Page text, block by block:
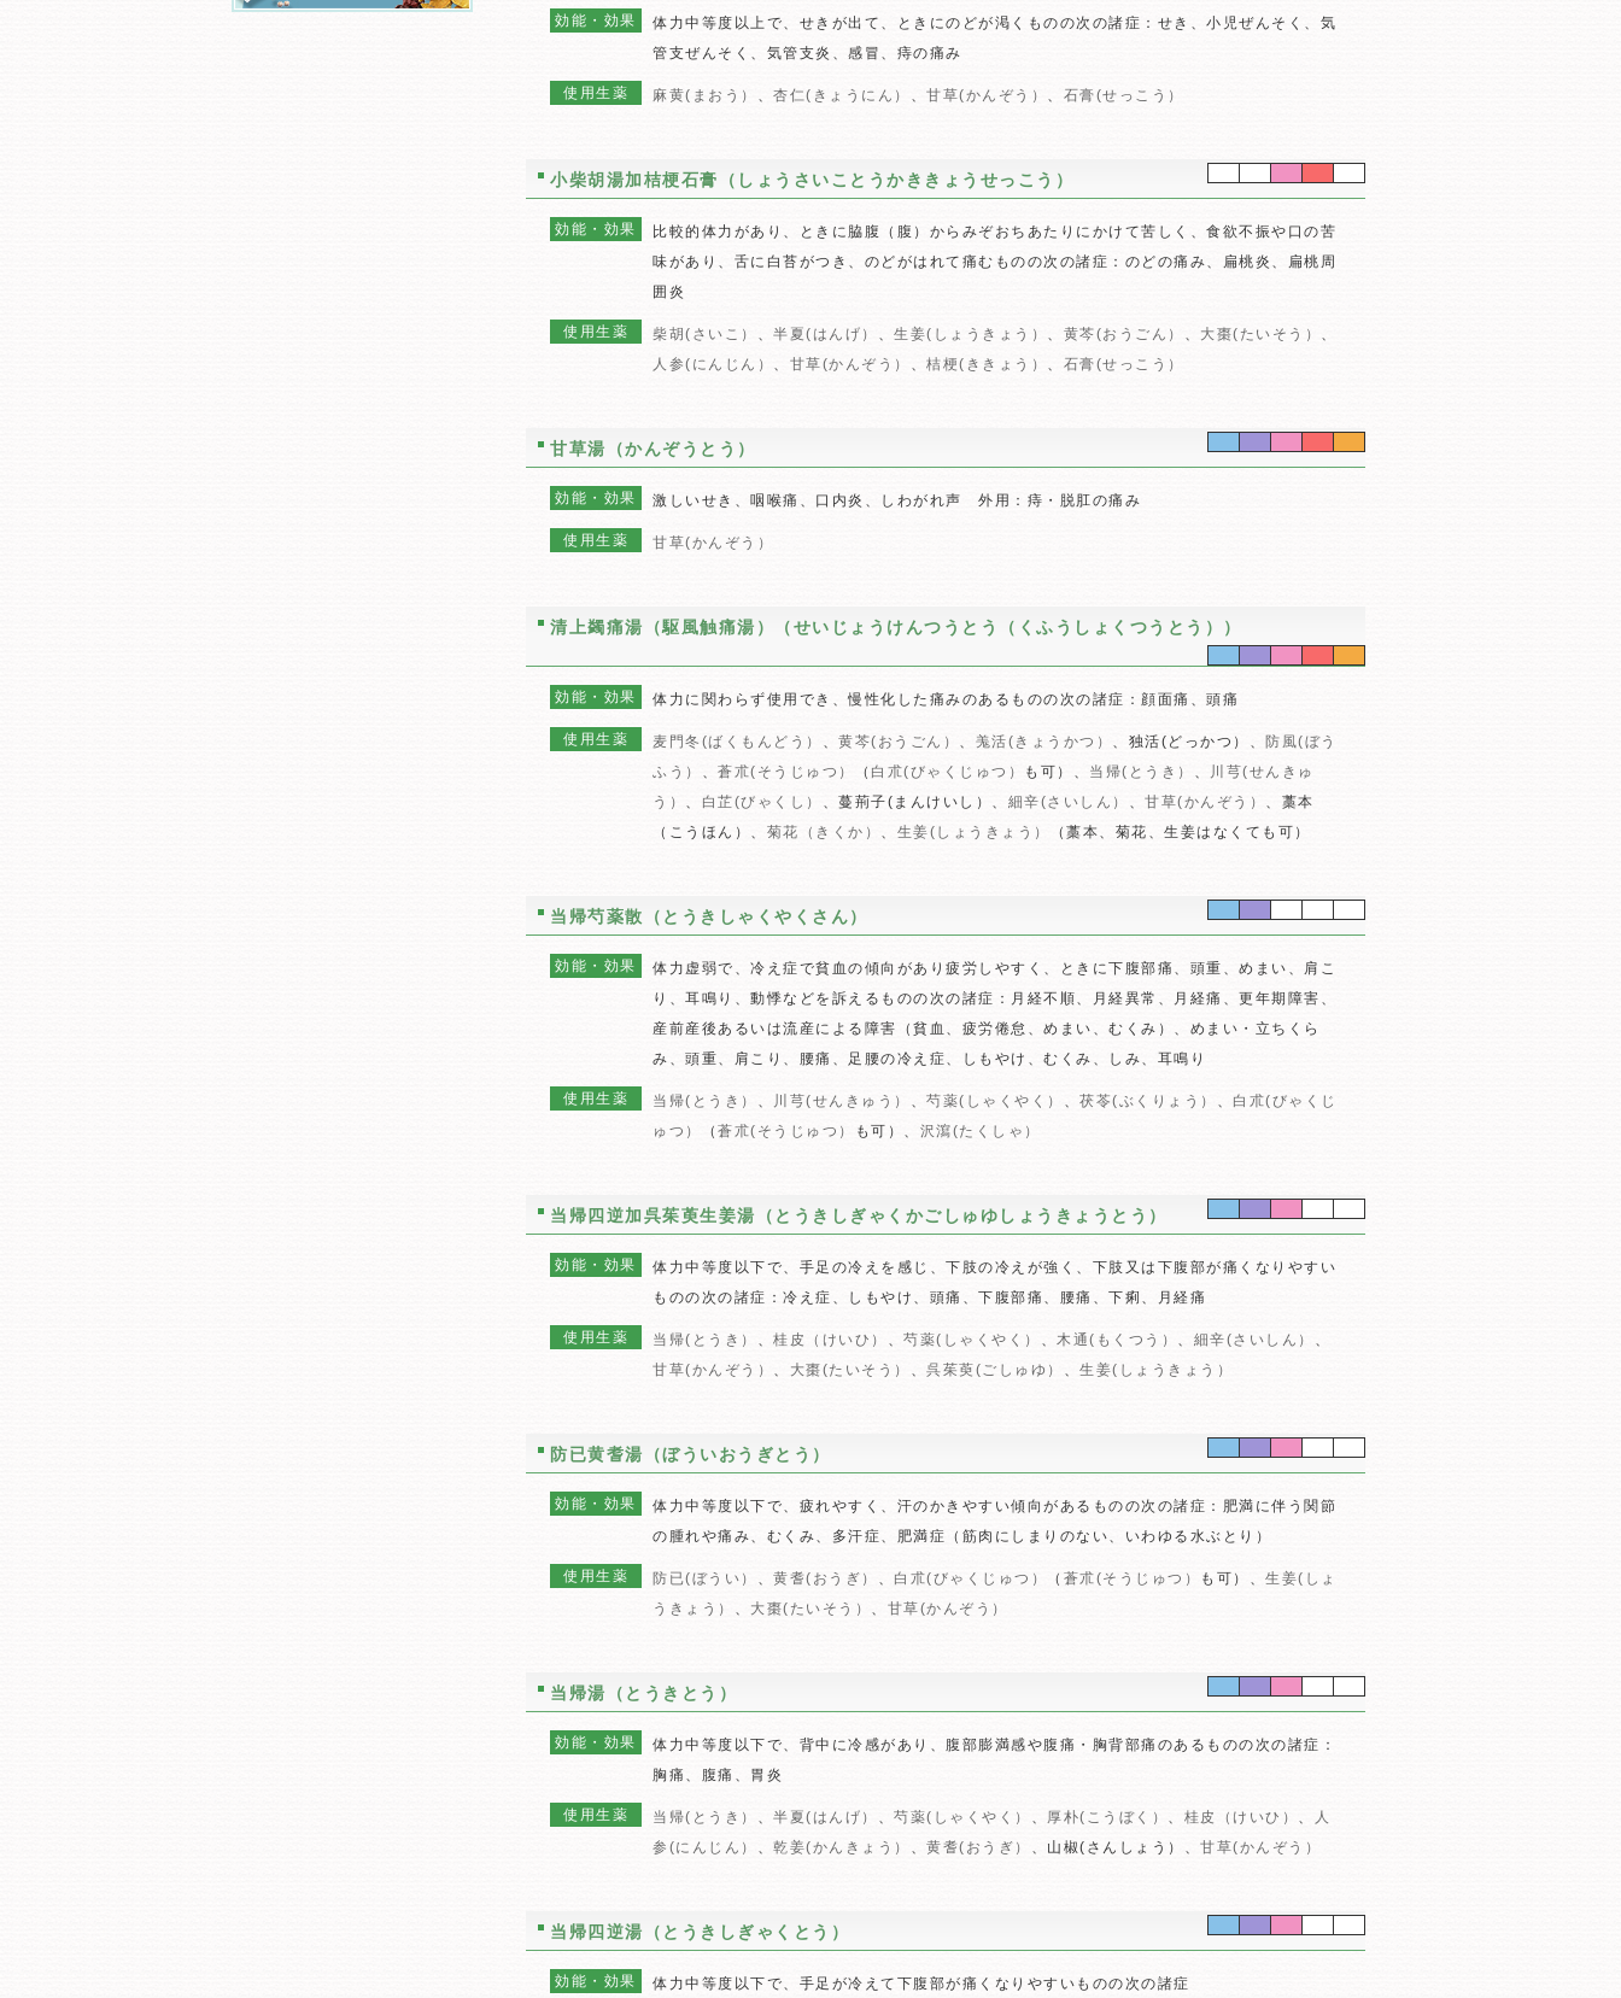
効能・効果
体力中等度以上で、せきが出て、ときにのどが渇くものの次の諸症：せき、小児ぜんそく、気
管支ぜんそく、気管支炎、感冒、痔の痛み
使用生薬 麻黄(まおう） 、 杏仁(きょうにん） 、 甘草(かんぞう） 、 石膏(せっこう）
小柴胡湯加桔梗石膏（しょうさいことうかききょうせっこう）
効能・効果
比較的体力があり、ときに脇腹（腹）からみぞおちあたりにかけて苦しく、食欲不振や口の苦
味があり、舌に白苔がつき、のどがはれて痛むものの次の諸症：のどの痛み、扁桃炎、扁桃周
囲炎
使用生薬 柴胡(さいこ） 、 半夏(はんげ） 、 生姜(しょうきょう） 、 黄芩(おうごん） 、 大棗(たいそう） 、
人参(にんじん） 、 甘草(かんぞう） 、 桔梗(ききょう） 、 石膏(せっこう）
甘草湯（かんぞうとう）
効能・効果 激しいせき、咽喉痛、口内炎、しわがれ声 外用：痔・脱肛の痛み
使用生薬 甘草(かんぞう）
清上蠲痛湯（駆風触痛湯）（せいじょうけんつうとう（くふうしょくつうとう））
効能・効果 体力に関わらず使用でき、慢性化した痛みのあるものの次の諸症：顔面痛、頭痛
使用生薬 麦門冬(ばくもんどう） 、 黄芩(おうごん） 、 羗活(きょうかつ） 、独活(どっかつ）、
防風(ぼう
ふう）
、 蒼朮(そうじゅつ） （ 白朮(びゃくじゅつ） も可）、 当帰(とうき） 、
川芎(せんきゅ
う） 、 白芷(びゃくし） 、蔓荊子(まんけいし）、 細辛(さいしん） 、 甘草(かんぞう） 、藁本
（こうほん）、 菊花（きくか） 、 生姜(しょうきょう） （藁本、菊花、生姜はなくても可）
当帰芍薬散（とうきしゃくやくさん）
効能・効果
体力虚弱で、冷え症で貧血の傾向があり疲労しやすく、ときに下腹部痛、頭重、めまい、肩こ
り、耳鳴り、動悸などを訴えるものの次の諸症：月経不順、月経異常、月経痛、更年期障害、
産前産後あるいは流産による障害（貧血、疲労倦怠、めまい、むくみ）、めまい・立ちくら
み、頭重、肩こり、腰痛、足腰の冷え症、しもやけ、むくみ、しみ、耳鳴り
使用生薬 当帰(とうき） 、 川芎(せんきゅう） 、 芍薬(しゃくやく） 、 茯苓(ぶくりょう） 、 白朮(びゃくじ
ゅつ）
（ 蒼朮(そうじゅつ） も可）、 沢瀉(たくしゃ）
当帰四逆加呉茱萸生姜湯（とうきしぎゃくかごしゅゆしょうきょうとう）
効能・効果
体力中等度以下で、手足の冷えを感じ、下肢の冷えが強く、下肢又は下腹部が痛くなりやすい
ものの次の諸症：冷え症、しもやけ、頭痛、下腹部痛、腰痛、下痢、月経痛
使用生薬 当帰(とうき） 、 桂皮（けいひ） 、 芍薬(しゃくやく） 、 木通(もくつう） 、 細辛(さいしん）
、
甘草(かんぞう） 、 大棗(たいそう） 、 呉茱萸(ごしゅゆ） 、 生姜(しょうきょう）
防已黄耆湯（ぼういおうぎとう）
効能・効果
体力中等度以下で、疲れやすく、汗のかきやすい傾向があるものの次の諸症：肥満に伴う関節
の腫れや痛み、むくみ、多汗症、肥満症（筋肉にしまりのない、いわゆる水ぶとり）
使用生薬 防已(ぼうい） 、 黄耆(おうぎ） 、 白朮(びゃくじゅつ） （ 蒼朮(そうじゅつ） も可）、 生姜(しょ
うきょう）
、 大棗(たいそう） 、 甘草(かんぞう）
当帰湯（とうきとう）
効能・効果
体力中等度以下で、背中に冷感があり、腹部膨満感や腹痛・胸背部痛のあるものの次の諸症：
胸痛、腹痛、胃炎
使用生薬 当帰(とうき） 、 半夏(はんげ） 、 芍薬(しゃくやく） 、 厚朴(こうぼく） 、 桂皮（けいひ） 、
人
参(にんじん）
、 乾姜(かんきょう） 、 黄耆(おうぎ） 、山椒(さんしょう）、 甘草(かんぞう）
当帰四逆湯（とうきしぎゃくとう）
効能・効果 体力中等度以下で、手足が冷えて下腹部が痛くなりやすいものの次の諸症